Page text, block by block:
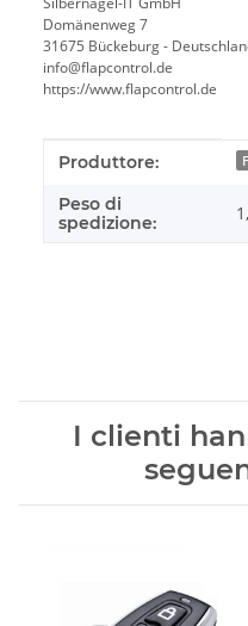
Domänenweg 7
31675 Bückeburg -
info@flapcontrol.de
https://www.flapcontrol.de
Produttore:
Peso di
spedizione:
I clienti